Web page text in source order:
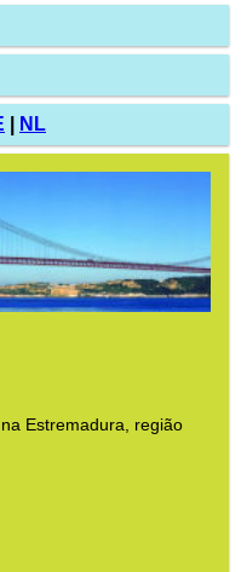
NL
Estremadura, região